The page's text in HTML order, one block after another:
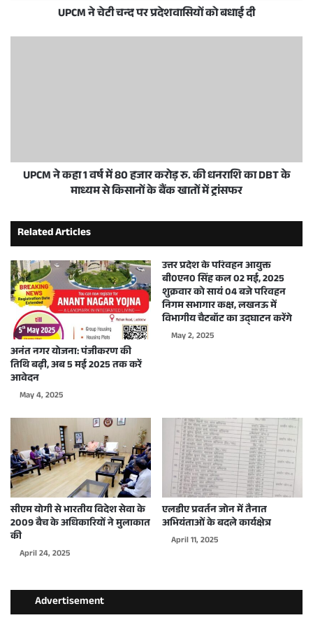
UPCM ने चेटी चन्द पर प्रदेशवासियों को बधाई दी
UPCM ने कहा 1 वर्ष में 80 हजार करोड़ रु. की धनराशि का DBT के
माध्यम से किसानों के बैंक खातों में ट्रांसफर
Related Articles
अनंत नगर योजना: पंजीकरण की
तिथि बढ़ी, अब 5 मई 2025 तक करें
आवेदन
May 4, 2025
उत्तर प्रदेश के परिवहन आयुक्त
बी0एन0 सिंह कल 02 मई, 2025
शुक्रवार को सायं 04 बजे परिवहन
निगम सभागार कक्ष, लखनऊ में
विभागीय चैटबॉट का उद्घाटन करेंगे
May 2, 2025
सीएम योगी से भारतीय विदेश सेवा के
2009 बैच के अधिकारियों ने मुलाकात
की
April 24, 2025
एलडीए प्रवर्तन जोन में तैनात
अभियंताओं के बदले कार्यक्षेत्र
April 11, 2025
Advertisement